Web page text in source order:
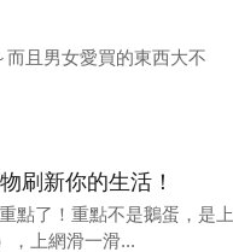
且男女愛買的東西大不
刷新你的生活！
點了！重點不是鵝蛋，是上
，上網滑一滑...